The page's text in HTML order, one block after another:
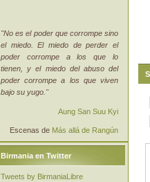
"No es el poder que corrompe sino
el miedo. El miedo de perder el
poder corrompe a los que lo
tienen, y el miedo del abuso del
poder corrompe a los que viven
bajo su yugo."
Aung San Suu Kyi
Escenas de Más allá de Rangún
Birmania en Twitter
Tweets by BirmaniaLibre